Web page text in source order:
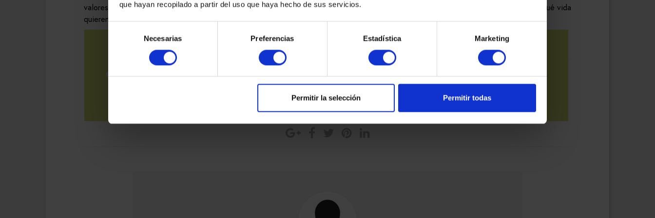
que hayan recopilado a partir del uso que haya hecho de sus servicios.
consentimiento
Necesarias Preferencias Estadística Marketing
Permitir la selección Permitir todas
valores, los propios adolescentes generen una motivación intrínseca, y sean ellos quien finalmente puedan elegir quién quieren ser y qué vida
quieren llevar.